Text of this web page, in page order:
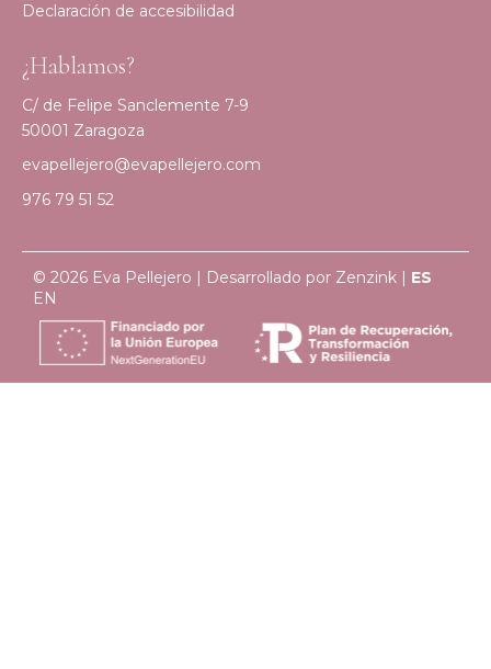
Declaración de accesibilidad
¿Hablamos?
C/ de Felipe Sanclemente 7-9
50001 Zaragoza
evapellejero@evapellejero.com
976 79 51 52
© 2026 Eva Pellejero | Desarrollado por Zenzink | ES
EN